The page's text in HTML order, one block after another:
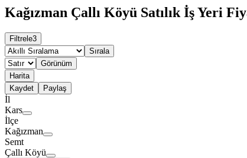
Kağızman Çallı Köyü Satılık İş Yeri
Filtrele3
Sırala
Görünüm
Harita
Kaydet
Paylaş
İl
Kars
İlçe
Kağızman
Semt
Çallı Köyü